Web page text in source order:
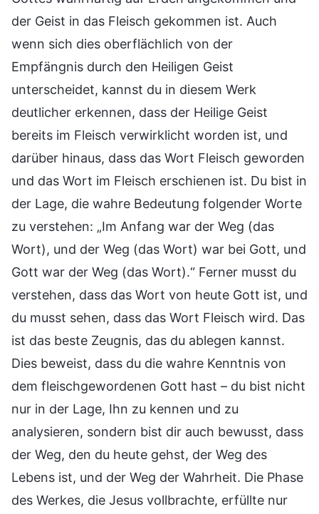
der Geist in das Fleisch gekommen ist. Auch
wenn sich dies oberflächlich von der
Empfängnis durch den Heiligen Geist
unterscheidet, kannst du in diesem Werk
deutlicher erkennen, dass der Heilige Geist
bereits im Fleisch verwirklicht worden ist, und
darüber hinaus, dass das Wort Fleisch geworden
und das Wort im Fleisch erschienen ist. Du bist in
der Lage, die wahre Bedeutung folgender Worte
zu verstehen: „Im Anfang war der Weg (das
Wort), und der Weg (das Wort) war bei Gott, und
Gott war der Weg (das Wort).“ Ferner musst du
verstehen, dass das Wort von heute Gott ist, und
du musst sehen, dass das Wort Fleisch wird. Das
ist das beste Zeugnis, das du ablegen kannst.
Dies beweist, dass du die wahre Kenntnis von
dem fleischgewordenen Gott hast – du bist nicht
nur in der Lage, Ihn zu kennen und zu
analysieren, sondern bist dir auch bewusst, dass
der Weg, den du heute gehst, der Weg des
Lebens ist, und der Weg der Wahrheit. Die Phase
des Werkes, die Jesus vollbrachte, erfüllte nur